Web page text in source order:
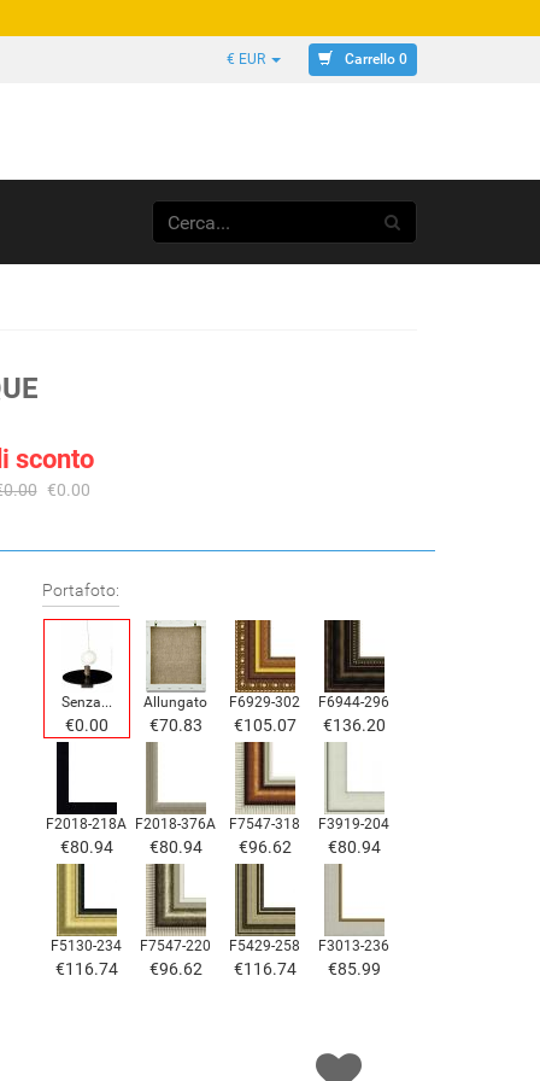
€ EUR Carrello 0
sconto
€0.00
Portafoto:
Senza...
€0.00
Allungato
€70.83
F6929-302
€105.07
F6944-296
€136.20
F2018-218A
€80.94
F2018-376A
€80.94
F7547-318
€96.62
F3919-204
€80.94
F5130-234
€116.74
F7547-220
€96.62
F5429-258
€116.74
F3013-236
€85.99
F7034-298